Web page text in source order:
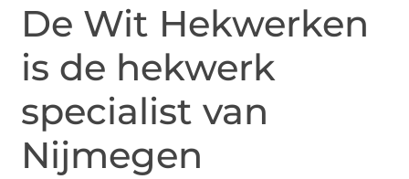
De Wit Hekwerken
is de hekwerk
specialist van
Nijmegen